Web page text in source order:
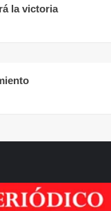
la victoria